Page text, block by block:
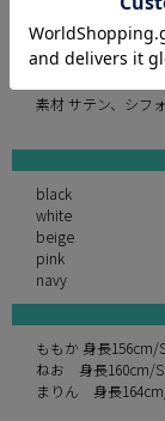
透け感 なし
インナーパンツ な
素材 サテン、シフ
black
white
beige
pink
navy
ももか 身長156cm/
ねお 身長160cm/S
まりん 身長